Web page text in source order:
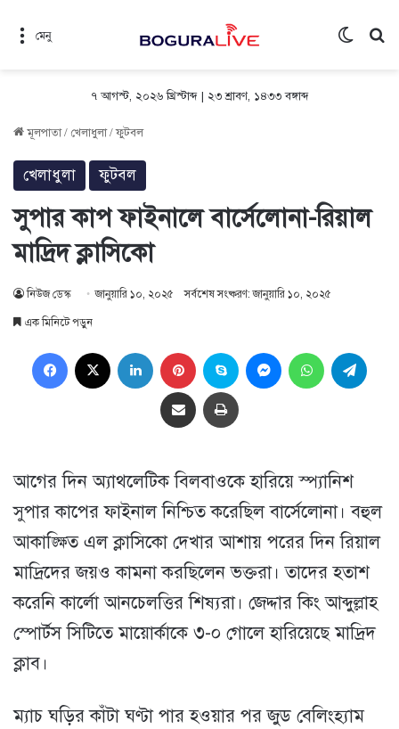
মেনু
৭ আগস্ট, ২০২৬ খ্রিস্টাব্দ| ২৩ শ্রাবণ, ১৪৩৩ বঙ্গাব্দ
মূলপাতা/ খেলাধুলা/ফুটবল
খেলাধুলা ফুটবল
সুপার কাপ ফাইনালে বার্সেলোনা-রিয়াল
মাদ্রিদ ক্লাসিকো
নিউজ ডেস্ক জানুয়ারি ১০, ২০২৫ সর্বশেষ সংষ্করণ: জানুয়ারি ১০, ২০২৫
এক মিনিটে পড়ুন
Facebook LinkedIn Pinterest Skype MessengerWhatsApp
Share via Email প্রিন্ট
আগের দিন অ্যাথলেটিক বিলবাওকে হারিয়ে স্প্যানিশ
সুপার কাপের ফাইনাল নিশ্চিত করেছিল বার্সেলোনা। বহুল
আকাঙ্ক্ষিত এল ক্লাসিকো দেখার আশায় পরের দিন রিয়াল
মাদ্রিদের জয়ও কামনা করছিলেন ভক্তরা। তাদের হতাশ
করেনি কার্লো আনচেলত্তির শিষ্যরা। জেদ্দার কিং আব্দুল্লাহ
স্পোর্টস সিটিতে মায়োর্কাকে ৩-০ গোলে হারিয়েছে মাদ্রিদ
ক্লাব।
ম্যাচ ঘড়ির কাঁটা ঘণ্টা পার হওয়ার পর জুড বেলিংহ্যাম